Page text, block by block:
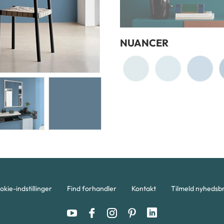
NUANCER
indstillinger Find forhandler Kontakt Tilmeld